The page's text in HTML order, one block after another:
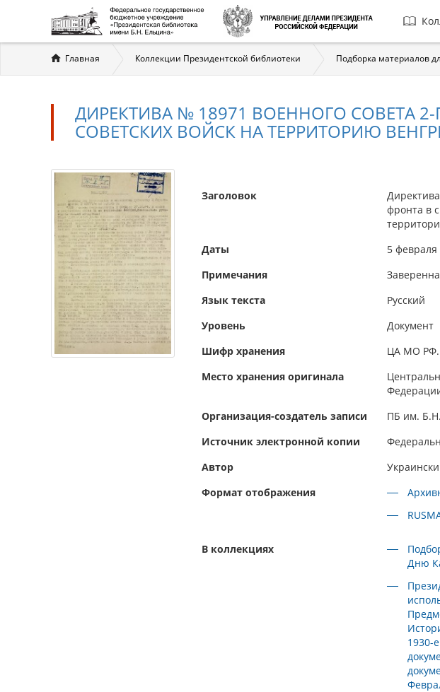
Вы
здесь
Главная Коллекции Президентской библиотеки Подборка материалов
ДИРЕКТИВА № 18971 ВОЕННОГО СОВЕТА
СОВЕТСКИХ ВОЙСК НА ТЕРРИТОРИЮ
Заголовок
фронта в
Даты
5 февраля
Примечания
Язык текста
Русский
Уровень
Документ
Шифр хранения
ЦА МО РФ.
Место хранения оригинала
Организация-создатель записи
ПБ им.
Источник электронной копии
Автор
Формат отображения
В коллекциях
Дню
1930-е